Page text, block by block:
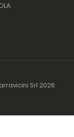
Srl 2026